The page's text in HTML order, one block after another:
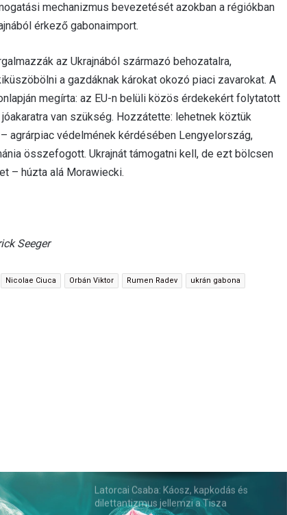
mechanizmus bevezetését azokban a régiókban
érkező gabonaimport.
az Ukrajnából származó behozatalra,
a gazdáknak károkat okozó piaci zavarokat. A
megírta: az EU-n belüli közös érdekekért folytatott
van szükség. Hozzátette: lehetnek köztük
agrárpiac védelmének kérdésében Lengyelország,
összefogott. Ukrajnát támogatni kell, de ezt bölcsen
– húzta alá Morawiecki.
Seeger
Nicolae Ciuca Orbán Viktor Rumen Radev ukrán gabona
Latorcai Csaba: Káosz, kapkodás és
dilettantizmus jellemzi a Tisza